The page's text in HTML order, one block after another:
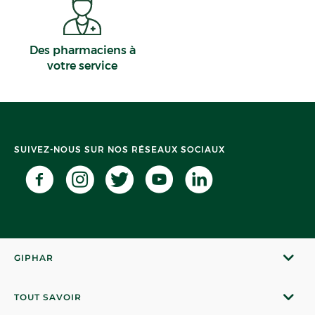
Des pharmaciens à
votre service
SUIVEZ-NOUS SUR NOS RÉSEAUX SOCIAUX
GIPHAR
TOUT SAVOIR